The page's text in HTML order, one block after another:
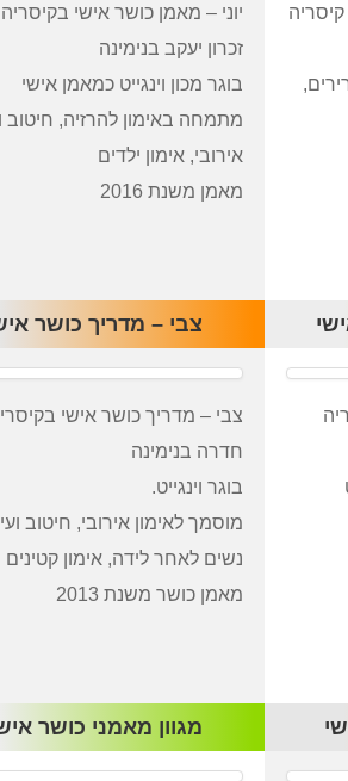
יוני – מאמן כושר אישי
זכרון יעקב בנימינה
בוגר מכון וינגייט כמאמן אישי
מתמחה באימון להרזיה, חיטוב
אירובי, אימון ילדים
מאמן משנת 2016
צבי – מדריך כושר
צבי – מדריך כושר אישי
חדרה בנימינה
בוגר וינגייט.
מוסמך לאימון אירובי, חיטוב
נשים לאחר לידה, אימון קטינים
מאמן כושר משנת 2013
מגוון מאמני כושר